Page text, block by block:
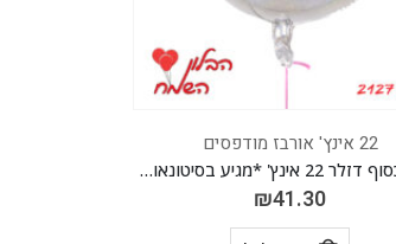
22 אינץ' אורבז מודפסים
אורבז מנומר 22 אינץ' *מגיע בסיטונאות חבילה של 5 יח'*
₪41.30